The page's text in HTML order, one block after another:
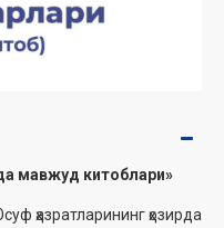
мавжуд китоблари»
ҳазратларининг ҳозирда